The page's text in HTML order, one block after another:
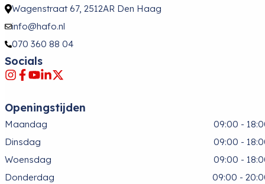
Wagenstraat 67, 2512AR Den Haag
info@hafo.nl
070 360 88 04
Socials
Openingstijden
Maandag
09:00 -
Dinsdag
09:00 -
Woensdag
09:00 -
Donderdag
09:00 -